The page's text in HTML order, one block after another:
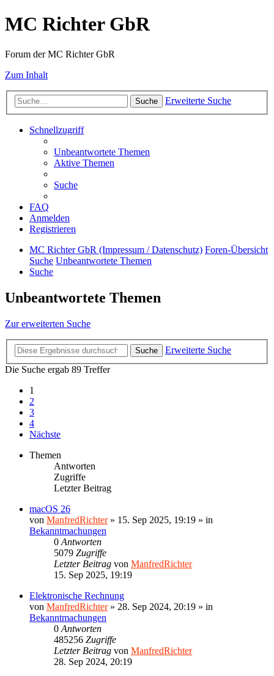
MC Richter GbR
Forum der MC Richter GbR
Zum Inhalt
Suche Erweiterte Suche
Schnellzugriff
Unbeantwortete Themen
Aktive Themen
Suche
FAQ
Anmelden
Registrieren
MC Richter GbR (Impressum / Datenschutz) Foren-Übersicht
Suche Unbeantwortete Themen
Suche
Unbeantwortete Themen
Zur erweiterten Suche
Suche
Erweiterte Suche
Die Suche ergab 89 Treffer
1
2
3
4
Nächste
Themen
Antworten
Zugriffe
Letzter Beitrag
macOS 26
von ManfredRichter» 15. Sep 2025, 19:19 » in
Bekanntmachungen
0 Antworten
5079 Zugriffe
Letzter Beitrag von ManfredRichter
15. Sep 2025, 19:19
Elektronische Rechnung
von ManfredRichter» 28. Sep 2024, 20:19 » in
Bekanntmachungen
0 Antworten
485256 Zugriffe
Letzter Beitrag von ManfredRichter
28. Sep 2024, 20:19